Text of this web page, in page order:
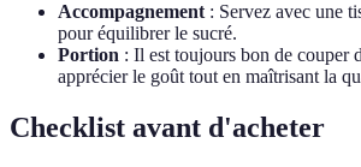
Accompagnement: Servez avec une
pour équilibrer le sucré.
Portion : Il est toujours bon de couper
apprécier le goût tout en maîtrisant la
Checklist avant d'acheter